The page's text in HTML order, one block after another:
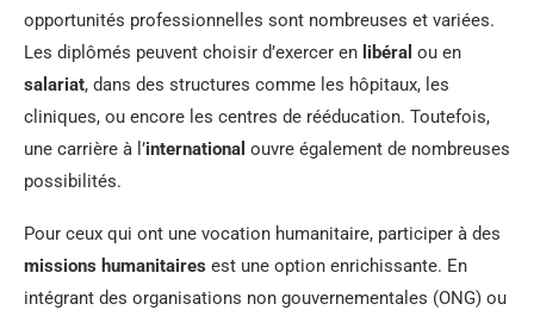
opportunités professionnelles sont nombreuses et variées.
Les diplômés peuvent choisir d’exercer en libéral ou en
salariat, dans des structures comme les hôpitaux, les
cliniques, ou encore les centres de rééducation. Toutefois,
une carrière à l’international ouvre également de nombreuses
possibilités.
Pour ceux qui ont une vocation humanitaire, participer à des
missions humanitaires est une option enrichissante. En
intégrant des organisations non gouvernementales (ONG) ou